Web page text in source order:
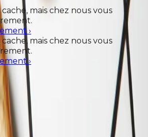
mais chez nous vous
›
mais chez nous vous
›
login
clic pour le découvrir